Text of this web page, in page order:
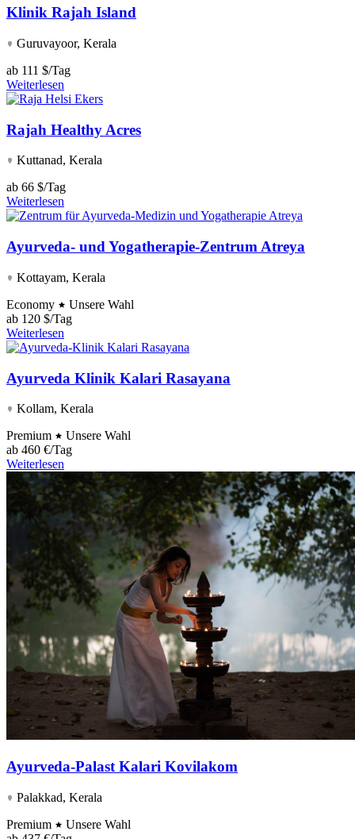
Klinik Rajah Island
Guruvayoor, Kerala
ab 111 $/Tag
Weiterlesen
Rajah Healthy Acres
Kuttanad, Kerala
ab 66 $/Tag
Weiterlesen
Ayurveda- und Yogatherapie-Zentrum Atreya
Kottayam, Kerala
Economy
Unsere Wahl
ab 120 $/Tag
Weiterlesen
Ayurveda Klinik Kalari Rasayana
Kollam, Kerala
Premium
Unsere Wahl
ab 460 €/Tag
Weiterlesen
Ayurveda-Palast Kalari Kovilakom
Palakkad, Kerala
Premium
Unsere Wahl